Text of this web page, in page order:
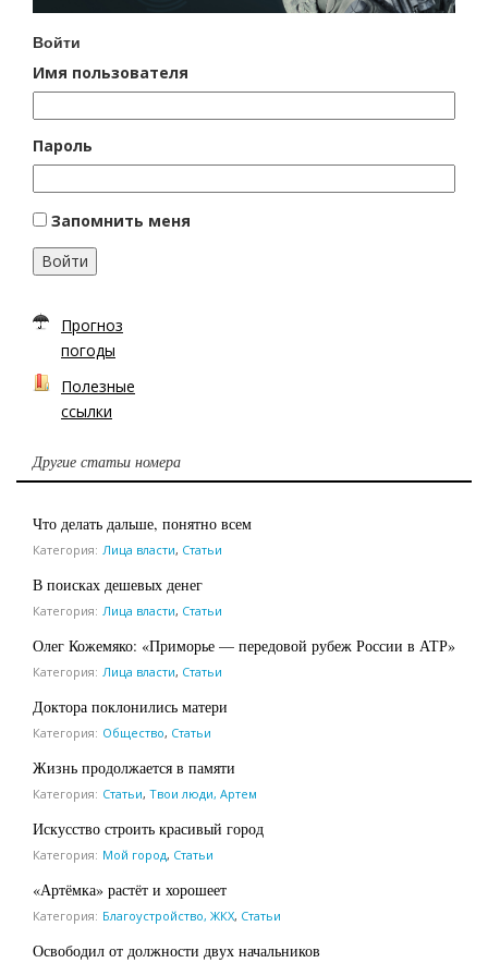
Войти
Имя пользователя
Пароль
Запомнить меня
Войти
Прогноз
погоды
Полезные
ссылки
Другие статьи номера
Что делать дальше, понятно всем
Категория: Лица власти, Статьи
В поисках дешевых денег
Категория: Лица власти, Статьи
Олег Кожемяко: «Приморье — передовой рубеж России в АТР»
Категория: Лица власти, Статьи
Доктора поклонились матери
Категория: Общество, Статьи
Жизнь продолжается в памяти
Категория: Статьи, Твои люди, Артем
Искусство строить красивый город
Категория: Мой город, Статьи
«Артёмка» растёт и хорошеет
Категория: Благоустройство, ЖКХ, Статьи
Освободил от должности двух начальников